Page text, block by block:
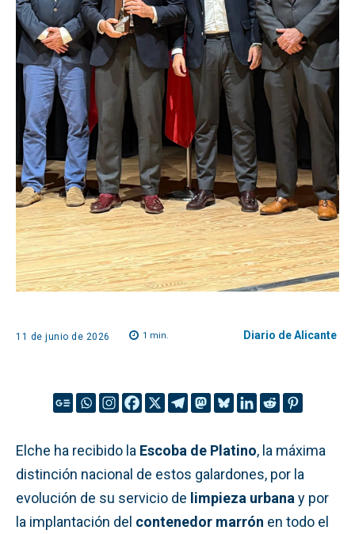
11 de junio de 2026 1 min. Diario de Alicante
Elche ha recibido la Escoba de Platino, la máxima
distinción nacional de estos galardones, por la
evolución de su servicio de limpieza urbana y por
la implantación del contenedor marrón en todo el